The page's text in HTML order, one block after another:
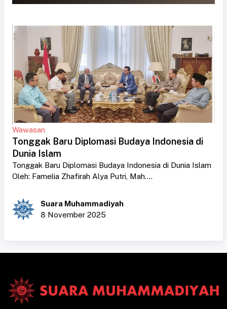
Wawasan
Tonggak Baru Diplomasi Budaya Indonesia di
Dunia Islam
Tonggak Baru Diplomasi Budaya Indonesia di Dunia Islam
Oleh: Famelia Zhafirah Alya Putri, Mah....
Suara Muhammadiyah
8 November 2025